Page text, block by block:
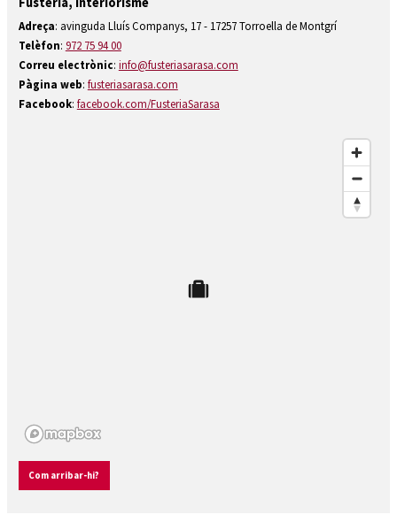
Diapositiva 1 de 1
Adreça: avinguda Lluís Companys, 17 - 17257 Torroella de Montgrí
Telèfon: 972 75 94 00
Correu electrònic: info@fusteriasarasa.com
Pàgina web: fusteriasarasa.com
Facebook: facebook.com/FusteriaSarasa
Com arribar-hi?